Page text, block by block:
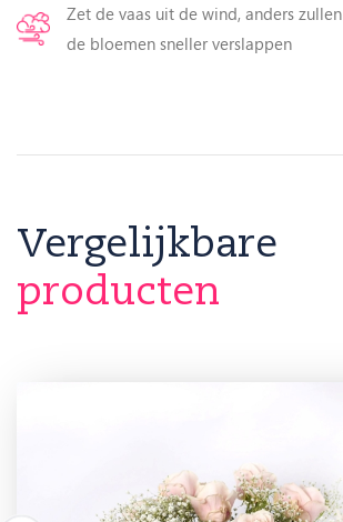
Zet de vaas uit de wind, anders zullen
de bloemen sneller verslappen
Vergelijkbare
producten